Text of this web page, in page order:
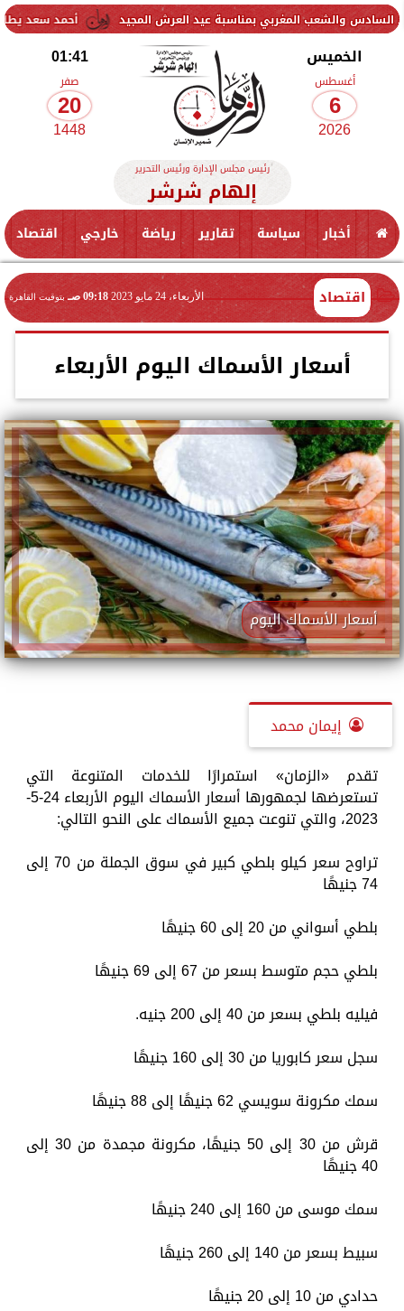
أحمد سعد يطلق «الألبوم بمناسبة عيد العرش المجيد
الخميس
أغسطس
6
2026
01:41
صفر
20
1448
رئيس مجلس الإدارة ورئيس التحرير
إلهام شرشر
أخبار سياسة تقارير رياضة خارجي اقتصاد
اقتصاد الأربعاء، 24 مايو 2023 09:18 صـ بتوقيت القاهرة
أسعار الأسماك اليوم الأربعاء
أسعار الأسماك اليوم
إيمان محمد
تقدم «الزمان» استمرارًا للخدمات المتنوعة التي
تستعرضها لجمهورها أسعار الأسماك اليوم الأربعاء 24-5-
2023، والتي تنوعت جميع الأسماك على النحو التالي:
تراوح سعر كيلو بلطي كبير في سوق الجملة من 70 إلى
74 جنيهًا
بلطي أسواني من 20 إلى 60 جنيهًا
بلطي حجم متوسط بسعر من 67 إلى 69 جنيهًا
فيليه بلطي بسعر من 40 إلى 200 جنيه.
سجل سعر كابوريا من 30 إلى 160 جنيهًا
سمك مكرونة سويسي 62 جنيهًا إلى 88 جنيهًا
قرش من 30 إلى 50 جنيهًا، مكرونة مجمدة من 30 إلى
40 جنيهًا
سمك موسى من 160 إلى 240 جنيهًا
سبيط بسعر من 140 إلى 260 جنيهًا
حدادي من 10 إلى 20 جنيهًا